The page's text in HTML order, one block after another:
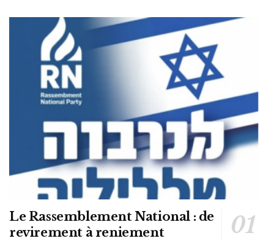
Le Rassemblement National : de
revirement à reniement